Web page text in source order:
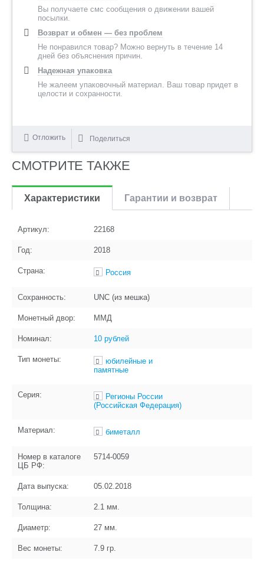
Вы получаете смс сообщения о движении вашей
посылки.
Возврат и обмен — без проблем
Не понравился товар? Можно вернуть в течение 14
дней без объяснения причин.
Надежная упаковка
Не жалеем упаковочный материал. Ваш товар придет в
целости и сохранности.
Отложить Поделиться
СМОТРИТЕ ТАКЖЕ
Характеристики Гарантии и возврат
Артикул: 22168
Год: 2018
Страна: Россия
Сохранность: UNC (из мешка)
Монетный двор: ММД
Номинал: 10 рублей
Тип монеты:
юбилейные и
памятные
Серия:
Регионы России
(Российская Федерация)
Материал: биметалл
Номер в каталоге
ЦБ РФ:
5714-0059
Дата выпуска: 05.02.2018
Толщина: 2.1 мм.
Диаметр: 27 мм.
Вес монеты: 7.9 гр.